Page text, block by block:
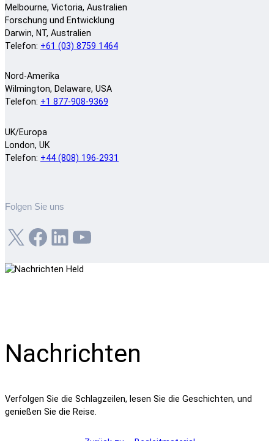
Melbourne, Victoria, Australien
Forschung und Entwicklung
Darwin, NT, Australien
Telefon: +61 (03) 8759 1464
Nord-Amerika
Wilmington, Delaware, USA
Telefon: +1 877-908-9369
UK/Europa
London, UK
Telefon: +44 (808) 196-2931
Folgen Sie uns
X Facebook LinkedIn YouTube
Nachrichten
Verfolgen Sie die Schlagzeilen, lesen Sie die Geschichten, und
genießen Sie die Reise.